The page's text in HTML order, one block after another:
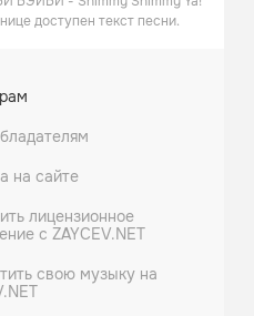
доступен текст песни.
на сайте
лицензионное
с ZAYCEV.NET
свою музыку на